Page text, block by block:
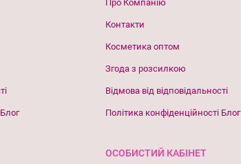
Про Компанію
Контакти
Косметика оптом
Згода з розсилкою
Відмова від відповідальності
Політика конфіденційності Блог
ОСОБИСТИЙ КАБІНЕТ